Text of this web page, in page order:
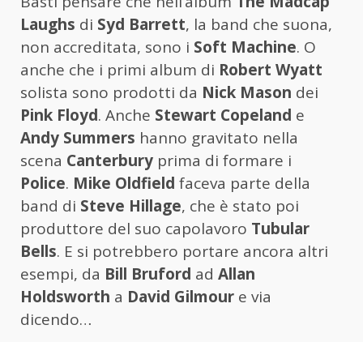
Laughs di Syd Barrett, la band che suona,
non accreditata, sono i Soft Machine. O
anche che i primi album di Robert Wyatt
solista sono prodotti da Nick Mason dei
Pink Floyd. Anche Stewart Copeland e
Andy Summers hanno gravitato nella
scena Canterbury prima di formare i
Police. Mike Oldfield faceva parte della
band di Steve Hillage, che è stato poi
produttore del suo capolavoro Tubular
Bells. E si potrebbero portare ancora altri
esempi, da Bill Bruford ad Allan
Holdsworth a David Gilmour e via
dicendo…